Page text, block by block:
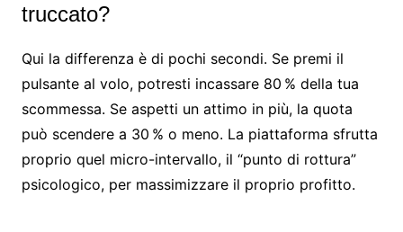
truccato?
Qui la differenza è di pochi secondi. Se premi il
pulsante al volo, potresti incassare 80 % della tua
scommessa. Se aspetti un attimo in più, la quota
può scendere a 30 % o meno. La piattaforma sfrutta
proprio quel micro-intervallo, il “punto di rottura”
psicologico, per massimizzare il proprio profitto.